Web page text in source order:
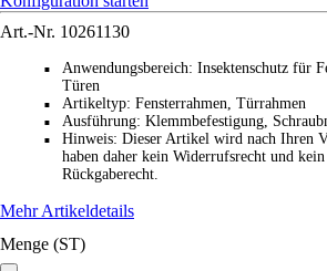
Art.-Nr. 10261130
■ Anwendungsbereich: Insektenschutz für
Türen
■ Artikeltyp: Fensterrahmen, Türrahmen
■ Ausführung: Klemmbefestigung,
■ Hinweis: Dieser Artikel wird nach Ihren
haben daher kein Widerrufsrecht und
Rückgaberecht.
Mehr Artikeldetails
Menge (ST)